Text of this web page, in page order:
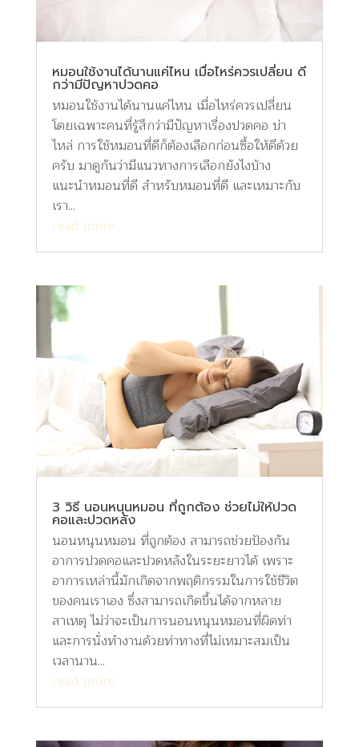
หมอนใช้งานได้นานแค่ไหน เมื่อไหร่ควรเปลี่ยน ดี
กว่ามีปัญหาปวดคอ
หมอนใช้งานได้นานแค่ไหน เมื่อไหร่ควรเปลี่ยน
โดยเฉพาะคนที่รู้สึกว่ามีปัญหาเรื่องปวดคอ บ่า
ไหล่ การใช้หมอนที่ดีก็ต้องเลือกก่อนซื้อให้ดีด้วย
ครับ มาดูกันว่ามีแนวทางการเลือกยังไงบ้าง
แนะนำหมอนที่ดี สำหรับหมอนที่ดี และเหมาะกับ
เรา...
read more
3 วิธี นอนหนุนหมอน ที่ถูกต้อง ช่วยไม่ให้ปวด
คอและปวดหลัง
นอนหนุนหมอน ที่ถูกต้อง สามารถช่วยป้องกัน
อาการปวดคอและปวดหลังในระยะยาวได้ เพราะ
อาการเหล่านี้มักเกิดจากพฤติกรรมในการใช้ชีวิต
ของคนเราเอง ซึ่งสามารถเกิดขึ้นได้จากหลาย
สาเหตุ ไม่ว่าจะเป็นการนอนหนุนหมอนที่ผิดท่า
และการนั่งทำงานด้วยท่าทางที่ไม่เหมาะสมเป็น
เวลานาน...
read more